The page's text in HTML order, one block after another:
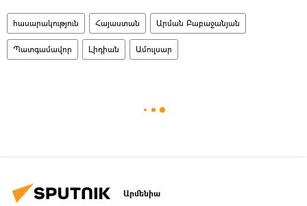
հասարակություն Հայաստան Արման Բաբաջանյան
Պատգամավոր Լիդիան Ամուլսար
Արմենիա